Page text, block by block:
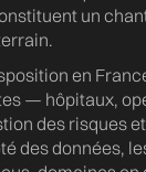
un
en
— hôpitaux,
des risques
des données,